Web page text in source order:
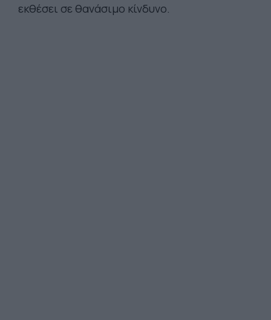
εκθέσει σε θανάσιμο κίνδυνο.